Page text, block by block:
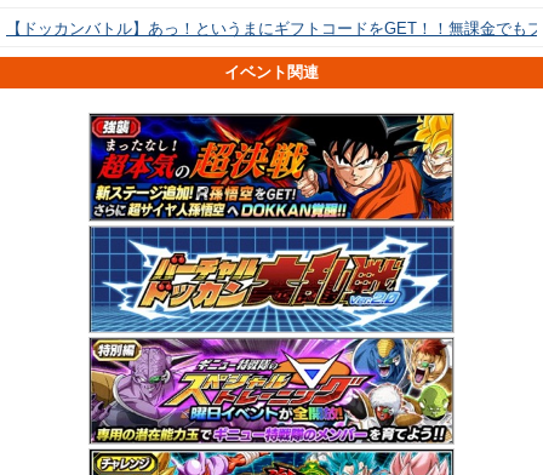
【ドッカンバトル】あっ！というまにギフトコードをGET！！無課金でも
イベント関連